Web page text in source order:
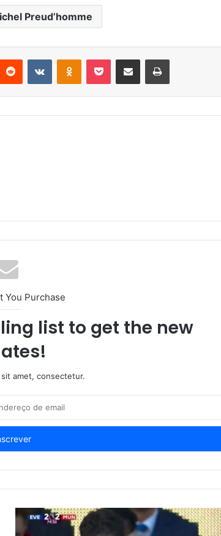
Preud’homme
Reddit VK OK Pocket Compartilhar via e-mail Imprimir
You Purchase
list to get the new
amet, consectetur.